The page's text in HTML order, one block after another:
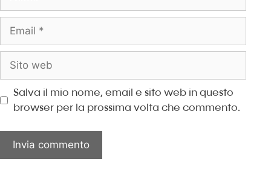
Salva il mio nome, email e sito web in questo
browser per la prossima volta che commento.